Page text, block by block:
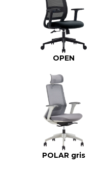
OPEN
POLAR gris